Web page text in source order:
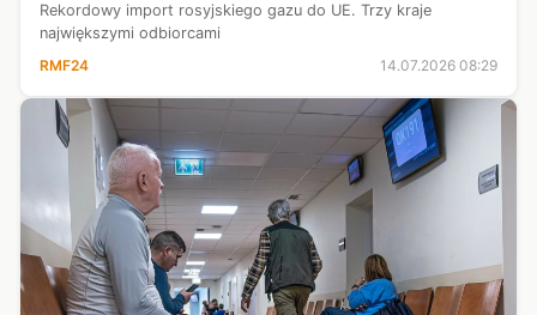
Rekordowy import rosyjskiego gazu do UE. Trzy kraje
największymi odbiorcami
RMF24
14.07.2026 08:29